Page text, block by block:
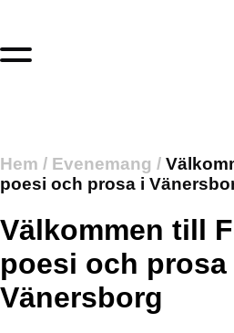
Hem / Evenemang /
poesi och prosa i
Välkommen till
poesi och prosa
Vänersborg